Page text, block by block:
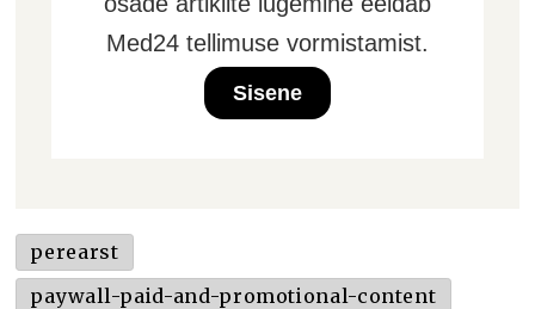
Med24 tellimuse vormistamist.
Sisene
perearst
paywall-paid-and-promotional-content